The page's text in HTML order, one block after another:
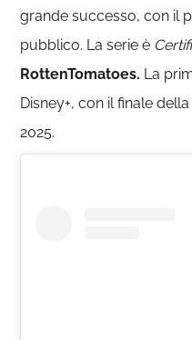
grande successo, con il
pubblico. La serie è
RottenTomatoes. La
Disney+, con il finale
2025.